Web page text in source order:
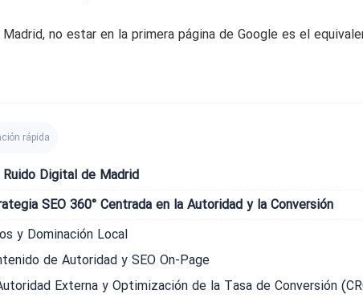
no estar en la primera página de Google es el
rápida
Digital de Madrid
SEO 360° Centrada en la Autoridad y la Conversión
y Dominación Local
de Autoridad y SEO On-Page
Externa y Optimización de la Tasa de Conversión